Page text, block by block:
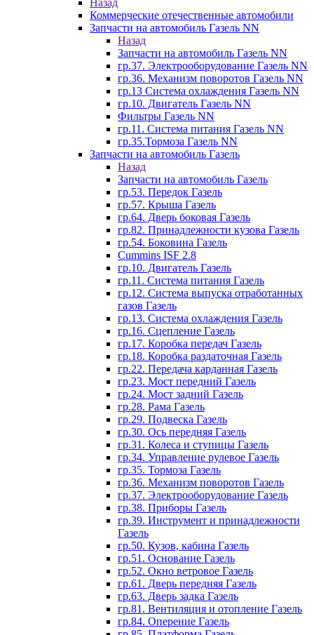
Назад
Коммерческие отечественные автомобили
Запчасти на автомобиль Газель NN
Назад
Запчасти на автомобиль Газель NN
гр.37. Электрооборудование Газель NN
гр.36. Механизм поворотов Газель NN
гр.13 Система охлаждения Газель NN
гр.10. Двигатель Газель NN
Фильтры Газель NN
гр.11. Система питания Газель NN
гр.35.Тормоза Газель NN
Запчасти на автомобиль Газель
Назад
Запчасти на автомобиль Газель
гр.53. Передок Газель
гр.57. Крыша Газель
гр.64. Дверь боковая Газель
гр.82. Принадлежности кузова Газель
гр.54. Боковина Газель
Cummins ISF 2.8
гр.10. Двигатель Газель
гр.11. Система питания Газель
гр.12. Система выпуска отработанных
газов Газель
гр.13. Система охлаждения Газель
гр.16. Сцепление Газель
гр.17. Коробка передач Газель
гр.18. Коробка раздаточная Газель
гр.22. Передача карданная Газель
гр.23. Мост передний Газель
гр.24. Мост задний Газель
гр.28. Рама Газель
гр.29. Подвеска Газель
гр.30. Ось передняя Газель
гр.31. Колеса и ступицы Газель
гр.34. Управление рулевое Газель
гр.35. Тормоза Газель
гр.36. Механизм поворотов Газель
гр.37. Электрооборудование Газель
гр.38. Приборы Газель
гр.39. Инструмент и принадлежности
Газель
гр.50. Кузов, кабина Газель
гр.51. Основание Газель
гр.52. Окно ветровое Газель
гр.61. Дверь передняя Газель
гр.63. Дверь задка Газель
гр.81. Вентиляция и отопление Газель
гр.84. Оперение Газель